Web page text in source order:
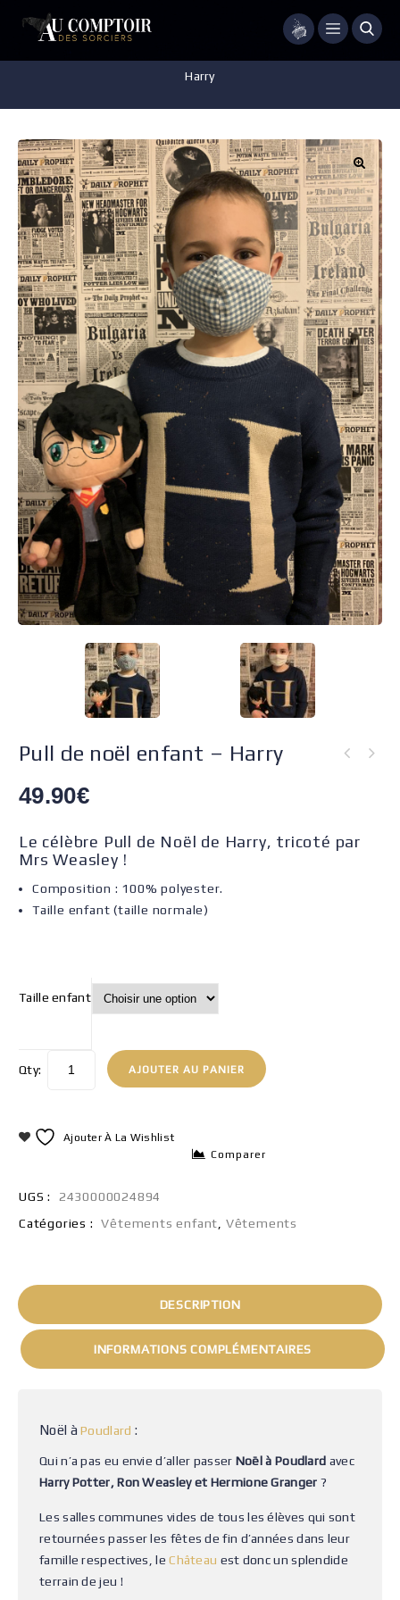
Menu
Harry
Pull de noël enfant – Harry
49.90€
Le célèbre Pull de Noël de Harry, tricoté par
Mrs Weasley !
Composition : 100% polyester.
Taille enfant (taille normale)
Taille enfant
Qty: AJOUTER AU PANIER
Ajouter À La Wishlist
Comparer
UGS :
2430000024894
Catégories :
Vêtements enfant Vêtements
DESCRIPTION
INFORMATIONS COMPLÉMENTAIRES
Noël àPoudlard :
Qui n’a pas eu envie d’aller passer Noël à Poudlard avec
Harry Potter, Ron Weasley et Hermione Granger ?
Les salles communes vides de tous les élèves qui sont
retournées passer les fêtes de fin d’années dans leur
famille respectives, le Château est donc un splendide
terrain de jeu !